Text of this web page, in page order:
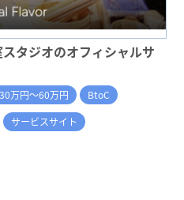
タジオのオフィシャルサ
30万円～60万円
BtoC
サービスサイト